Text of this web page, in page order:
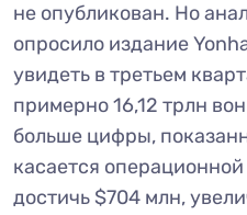
не опубликован. Но
опросило издание
увидеть в третьем
примерно 16,12 трлн
больше цифры,
касается
достичь $704 млн,